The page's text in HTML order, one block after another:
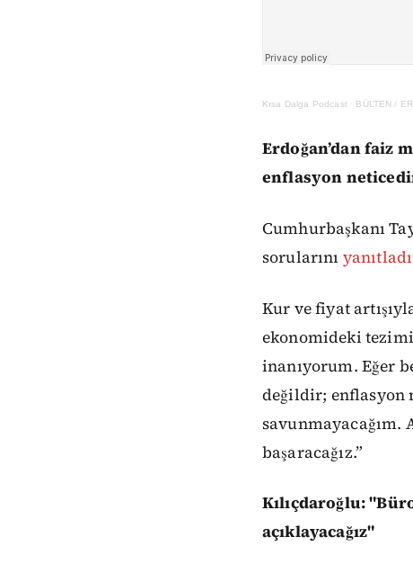
Kısa Dalga Podcast · BÜLTEN /
Erdoğan’dan faiz
enflasyon
Cumhurbaşkanı
sorularını yanıtladı
Kur ve fiyat
ekonomideki
inanıyorum. Eğer
değildir; enflasyon
savunmayacağım.
başaracağız.”
Kılıçdaroğlu:
açıklayacağız"